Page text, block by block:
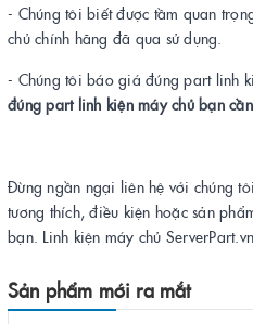
- Chúng tôi biết được tầm quan
chủ chính hãng đã qua sử dụng.
- Chúng tôi báo giá đúng part linh
đúng part linh kiện máy chủ bạn cần
Đừng ngần ngại liên hệ với chúng
tương thích, điều kiện hoặc sản
bạn. Linh kiện máy chủ
Sản phẩm mới ra mắt